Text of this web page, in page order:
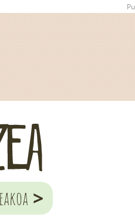
>